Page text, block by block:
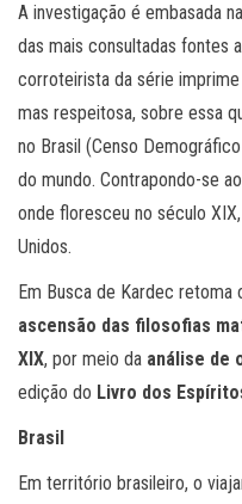
A investigação é embasada
das mais consultadas fontes
corroteirista da série
mas respeitosa, sobre essa
no Brasil (Censo
do mundo. Contrapondo-se
onde floresceu no século
Unidos.
Em Busca de Kardec retoma
ascensão das filosofias
XIX, por meio da análise de
edição do Livro dos Espírito
Brasil
Em território brasileiro, o